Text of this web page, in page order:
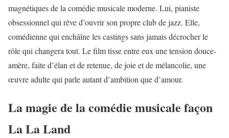
magnétiques de la comédie musicale moderne. Lui, pianiste
obsessionnel qui rêve d’ouvrir son propre club de jazz. Elle,
comédienne qui enchâîne les castings sans jamais décrocher le
rôle qui changera tout. Le film tisse entre eux une tension douce-
amère, faite d’élan et de retenue, de joie et de mélancolie, une
œuvre adulte qui parle autant d’ambition que d’amour.
La magie de la comédie musicale façon
La La Land